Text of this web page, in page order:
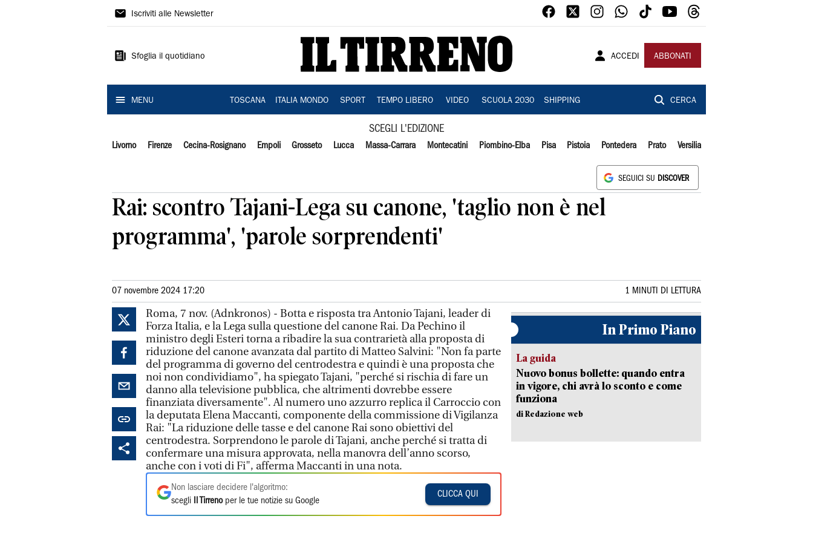
Il
Iscriviti alle Newsletter
Sfoglia il quotidiano ACCEDI ABBONATI
MENU TOSCANA ITALIA MONDO SPORT TEMPO LIBERO VIDEO SCUOLA 2030 SHIPPING CERCA
SCEGLI L'EDIZIONE
Livorno Firenze Cecina-Rosignano Empoli Grosseto Lucca Massa-Carrara Montecatini Piombino-Elba Pisa Pistoia Pontedera Prato Versilia
SEGUICI SU DISCOVER
Rai: scontro Tajani-Lega su canone, 'taglio non è nel
programma', 'parole sorprendenti'
07 novembre 2024 17:20 1 MINUTI DI LETTURA
Roma, 7 nov. (Adnkronos) - Botta e risposta tra Antonio Tajani, leader di
Forza Italia, e la Lega sulla questione del canone Rai. Da Pechino il
ministro degli Esteri torna a ribadire la sua contrarietà alla proposta di
riduzione del canone avanzata dal partito di Matteo Salvini: "Non fa parte
del programma di governo del centrodestra e quindi è una proposta che
noi non condividiamo", ha spiegato Tajani, "perché si rischia di fare un
danno alla televisione pubblica, che altrimenti dovrebbe essere
finanziata diversamente". Al numero uno azzurro replica il Carroccio con
la deputata Elena Maccanti, componente della commissione di Vigilanza
Rai: "La riduzione delle tasse e del canone Rai sono obiettivi del
centrodestra. Sorprendono le parole di Tajani, anche perché si tratta di
confermare una misura approvata, nella manovra dell’anno scorso,
anche con i voti di Fi", afferma Maccanti in una nota.
Non lasciare decidere l'algoritmo:
scegli
Il Tirrenoper le tue notizie su Google
CLICCA QUI
In Primo Piano
La guida
Nuovo bonus bollette: quando entra
in vigore, chi avrà lo sconto e come
funziona
di Redazione web